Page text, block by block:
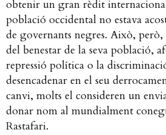
obtenir un gran rèdit
població occidental no estava
de governants negres. Això,
del benestar de la seva població,
repressió política o la
desencadenar en el seu
canvi, molts el consideren un
donar nom al mundialment
Rastafari.